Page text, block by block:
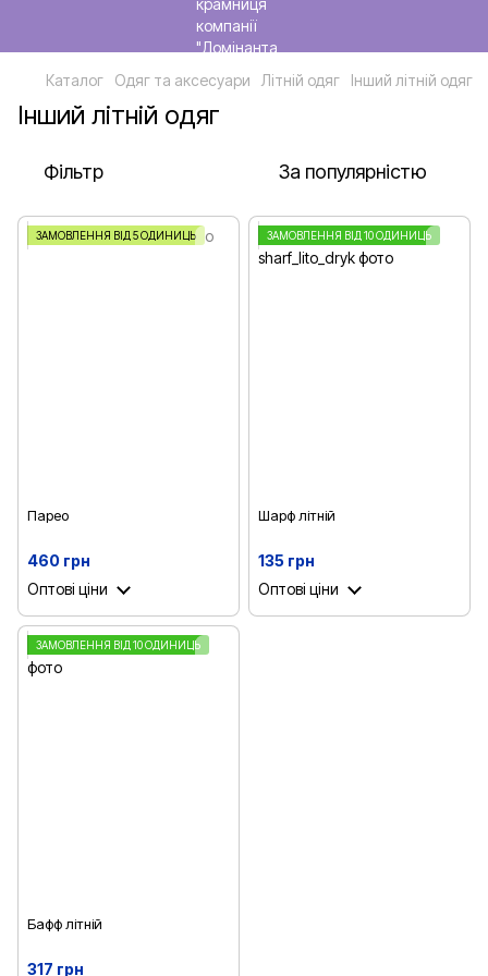
Каталог Одяг та аксесуари Літній одяг Інший літній одяг
Інший літній одяг
Фільтр За популярністю
ЗАМОВЛЕННЯ ВІД 5 ОДИНИЦЬ
Парео
460 грн
Оптові ціни
ЗАМОВЛЕННЯ ВІД 10 ОДИНИЦЬ
Шарф літній
135 грн
Оптові ціни
ЗАМОВЛЕННЯ ВІД 10 ОДИНИЦЬ
Бафф літній
317 грн